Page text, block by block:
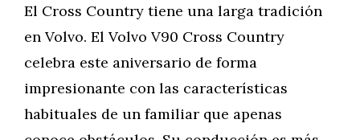
El Cross Country tiene una larga tradición
en Volvo. El Volvo V90 Cross Country
celebra este aniversario de forma
impresionante con las características
habituales de un familiar que apenas